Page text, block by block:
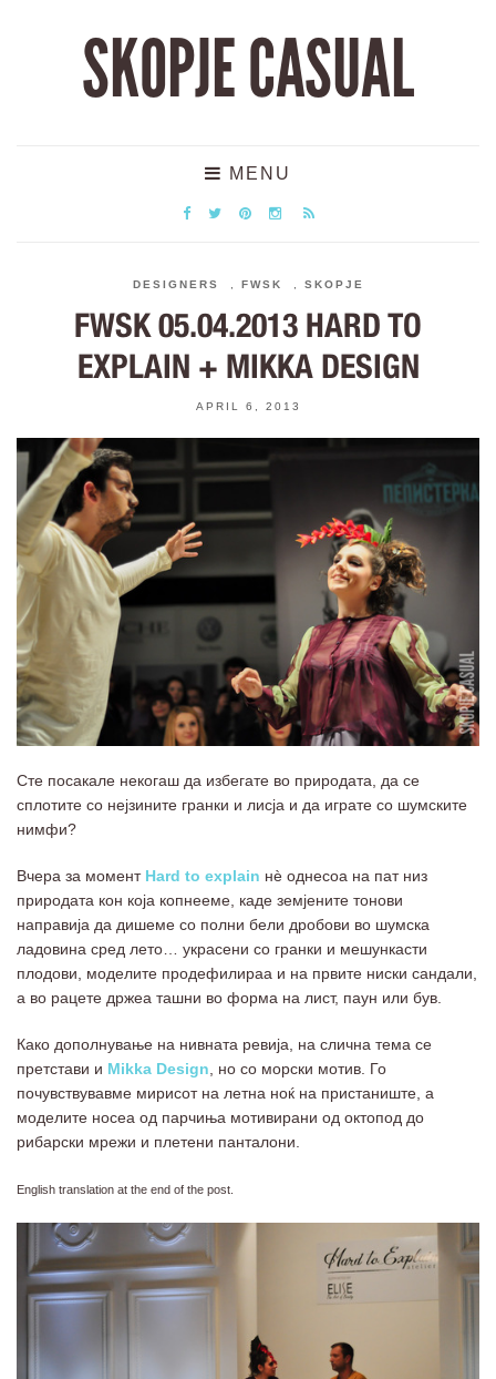
SKOPJE CASUAL
MENU
DESIGNERS FWSK SKOPJE
FWSK 05.04.2013 HARD TO
EXPLAIN + MIKKA DESIGN
APRIL 6, 2013
Сте посакале некогаш да избегате во природата, да се
сплотите со нејзините гранки и лисја и да играте со шумските
нимфи?
Вчера за момент Hard to explain нѐ однесоа на пат низ
природата кон која копнееме, каде земјените тонови
направија да дишеме со полни бели дробови во шумска
ладовина сред лето… украсени со гранки и мешункасти
плодови, моделите продефилираа и на првите ниски сандали,
а во рацете држеа ташни во форма на лист, паун или був.
Како дополнување на нивната ревија, на слична тема се
претстави и Mikka Design , но со морски мотив. Го
почувствувавме мирисот на летна ноќ на пристаниште, а
моделите носеа од парчиња мотивирани од октопод до
рибарски мрежи и плетени панталони.
English translation at the end of the post.